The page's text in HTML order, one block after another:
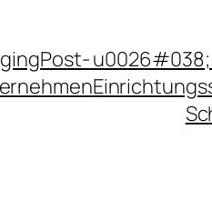
Post-